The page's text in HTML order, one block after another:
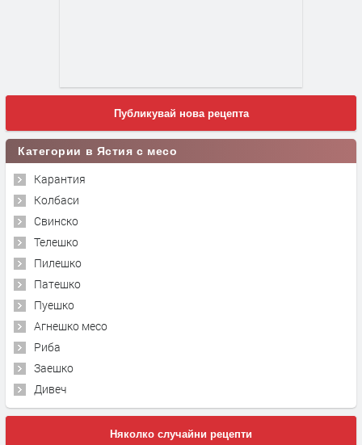
Публикувай нова рецепта
Категории в Ястия с месо
Карантия
Колбаси
Свинско
Телешко
Пилешко
Патешко
Пуешко
Агнешко месо
Риба
Заешко
Дивеч
Няколко случайни рецепти